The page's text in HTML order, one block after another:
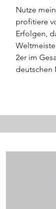
Nutze
profitiere
Erfolgen,
2er im
deutschen